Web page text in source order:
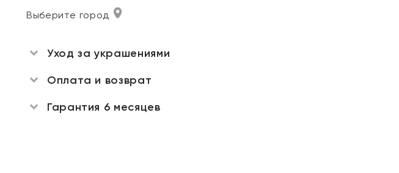
Выберите город
Уход за украшениями
Оплата и возврат
Гарантия 6 месяцев